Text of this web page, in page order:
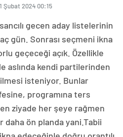
Şubat 2024 00:15
gecen aday listelerinin
gün. Sonrası seçmeni ikna
geçeceği açık. Özellikle
aslında kendi partilerinden
isteniyor. Bunlar
programına ters
ziyade her şeye rağmen
daha ön planda yani.Tabii